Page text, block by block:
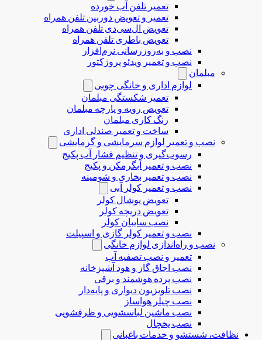
تعمیر تلفن آب خورده
تعمیر و تعویض دوربین تلفن همراه
تعویض ال‌سی‌دی تلفن همراه
تعویض باطری تلفن همراه
نصب و به‌روزرسانی نرم‌افزار
نصب و تعمیر ویدئو پروژکتور
مبلمان
لوازم اداری و خانگی چوبی
تعمیر شکستگی مبلمان
تعویض رویه و پارچه مبلمان
رنگ کاری مبلمان
ساخت و تعمیر صندلی اداری
نصب و تعمیر لوازم سرمایشی و گرمایشی
رسوب‌گیری و تنظیم فشار آب پکیج
نصب و تعمیر آبگرمکن و پکیج
نصب و تعمیر بخاری و شومینه
نصب و تعمیر کولر آبی
تعویض پوشال کولر
تعویض دریچه کولر
نصب سایبان کولر
نصب و تعمیر کولر گازی و اسپیلت
نصب و راه‌اندازی لوازم خانگی
تعمیر و نصب تصفیه آب
نصب اجاق گاز و هود آشپزخانه
نصب پرده هوشمند و برقی
نصب تلویزیون دیواری و پایه‌دار
نصب چیلر هواساز
نصب ماشین لباسشویی و ظرفشویی
نصب یخچال
نظافت، شستشو و خدمات باغبانی